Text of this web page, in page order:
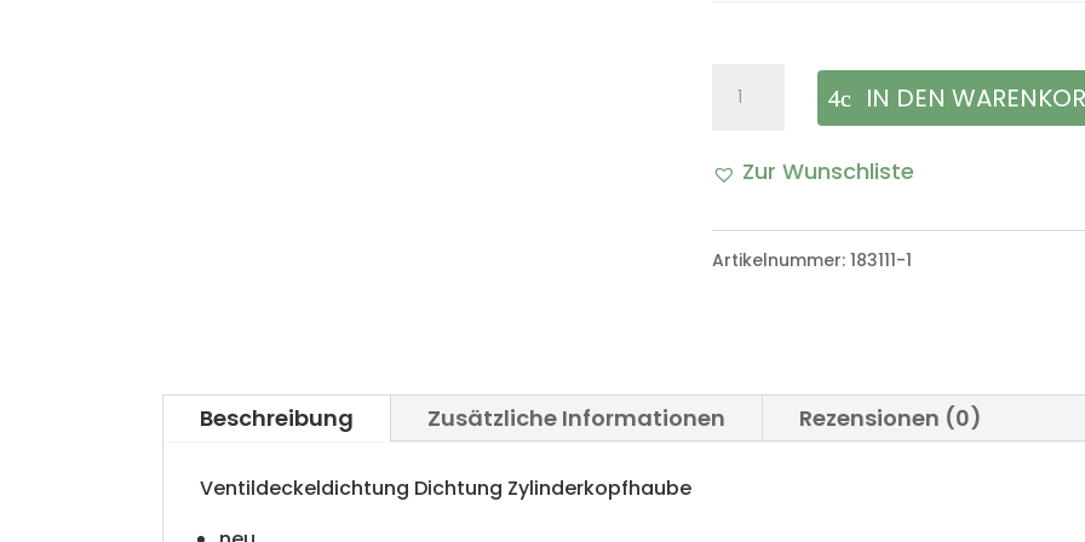
Ventildeckeldichtung
Zylinderkopfhaube
Iltis
IN DEN
Zur Wunschliste
Artikelnummer:183111-1
Beschreibung Zusätzliche Informationen Rezensionen (0)
Ventildeckeldichtung Dichtung Zylinderkopfhaube